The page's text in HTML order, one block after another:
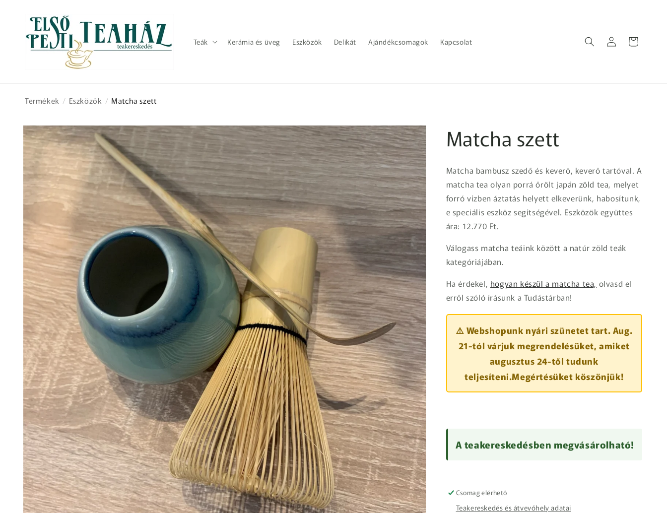
tartalomhoz
Teák Kerámia és üveg Eszközök Delikát Ajándékcsomagok Kapcsolat BejelentkezésKosár
Termékek / Eszközök / Matcha szett
Kihagyás, és
ugrás a
termékadatokra
Matcha szett
Matcha bambusz szedő és keverő, keverő tartóval. A
matcha tea olyan porrá őrölt japán zöld tea, melyet
forró vízben áztatás helyett elkeverünk, habosítunk,
e speciális eszköz segítségével. Eszközök együttes
ára: 12.770 Ft.
Válogass matcha teáink között a natúr zöld teák
kategóriájában.
Ha érdekel, hogyan készül a matcha tea, olvasd el
erről szóló írásunk a Tudástárban!
⚠️ Webshopunk nyári szünetet tart. Aug.
21-tól várjuk megrendelésüket, amiket
augusztus 24-től tudunk
teljesíteni.Megértésüket köszönjük!
A teakereskedésben megvásárolható!
Csomag elérhető
Teakereskedés és átvevőhely adatai